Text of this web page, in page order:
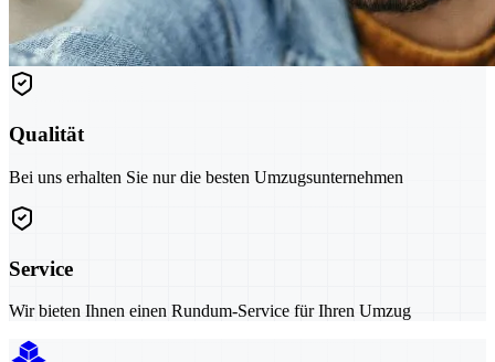
Qualität
Bei uns erhalten Sie nur die besten Umzugsunternehmen
Service
Wir bieten Ihnen einen Rundum-Service für Ihren Umzug